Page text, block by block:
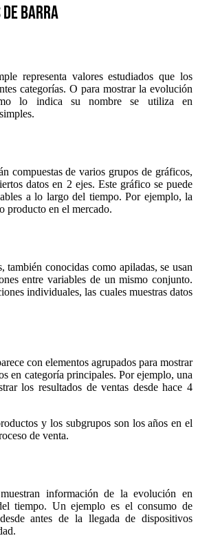
de barra
representa valores estudiados que los
categorías. O para mostrar la evolución
lo indica su nombre se utiliza en
compuestas de varios grupos de gráficos,
datos en 2 ejes. Este gráfico se puede
a lo largo del tiempo. Por ejemplo, la
producto en el mercado.
también conocidas como apiladas, se usan
entre variables de un mismo conjunto.
individuales, las cuales muestras datos
con elementos agrupados para mostrar
en categoría principales. Por ejemplo, una
los resultados de ventas desde hace 4
y los subgrupos son los años en el
de venta.
información de la evolución en
tiempo. Un ejemplo es el consumo de
antes de la llegada de dispositivos